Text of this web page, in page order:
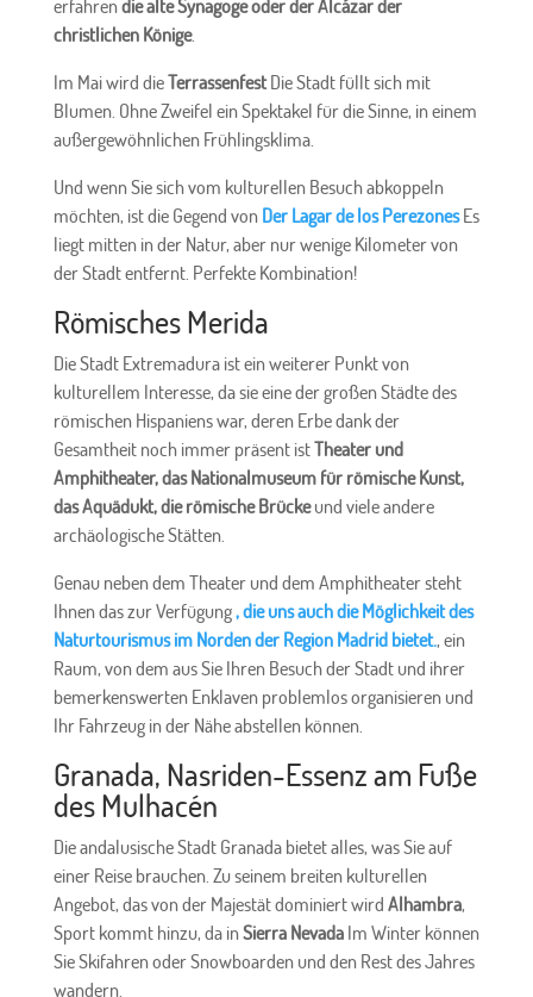
erfahrendie alte Synagoge oder der Alcázar der
christlichen Könige.
Im Mai wird dieTerrassenfestDie Stadt füllt sich mit
Blumen. Ohne Zweifel ein Spektakel für die Sinne, in einem
außergewöhnlichen Frühlingsklima.
Und wenn Sie sich vom kulturellen Besuch abkoppeln
möchten, ist die Gegend von Der Lagar de los PerezonesEs
liegt mitten in der Natur, aber nur wenige Kilometer von
der Stadt entfernt. Perfekte Kombination!
Römisches Merida
Die Stadt Extremadura ist ein weiterer Punkt von
kulturellem Interesse, da sie eine der großen Städte des
römischen Hispaniens war, deren Erbe dank der
Gesamtheit noch immer präsent istTheater und
Amphitheater, das Nationalmuseum für römische Kunst,
das Aquädukt, die römische Brückeund viele andere
archäologische Stätten.
Genau neben dem Theater und dem Amphitheater steht
Ihnen das zur Verfügung, die uns auch die Möglichkeit des
Naturtourismus im Norden der Region Madrid bietet., ein
Raum, von dem aus Sie Ihren Besuch der Stadt und ihrer
bemerkenswerten Enklaven problemlos organisieren und
Ihr Fahrzeug in der Nähe abstellen können.
Granada, Nasriden-Essenz am Fuße
des Mulhacén
Die andalusische Stadt Granada bietet alles, was Sie auf
einer Reise brauchen. Zu seinem breiten kulturellen
Angebot, das von der Majestät dominiert wird Alhambra,
Sport kommt hinzu, da inSierra NevadaIm Winter können
Sie Skifahren oder Snowboarden und den Rest des Jahres
wandern.